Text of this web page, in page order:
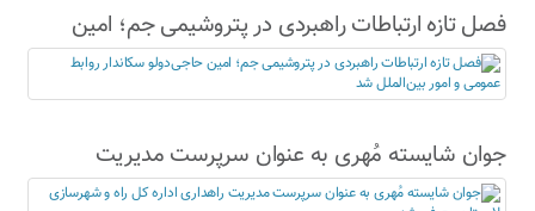
فصل تازه ارتباطات راهبردی در پتروشیمی جم؛ امین
حاجی‌دولو سکاندار روابط عمومی و امور بین‌الملل شد
جوان شایسته مُهری به عنوان سرپرست مدیریت
راهداری اداره کل راه و شهرسازی لارستان معرفی شد